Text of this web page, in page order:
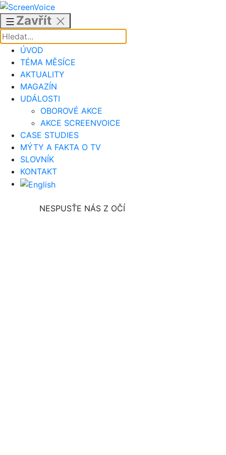
Přejít
obsahu
Zavřít
ÚVOD
TÉMA MĚSÍCE
AKTUALITY
MAGAZÍN
UDÁLOSTI
OBOROVÉ AKCE
AKCE SCREENVOICE
CASE STUDIES
MÝTY A FAKTA O TV
SLOVNÍK
KONTAKT
NESPUSŤE NÁS Z OČÍ